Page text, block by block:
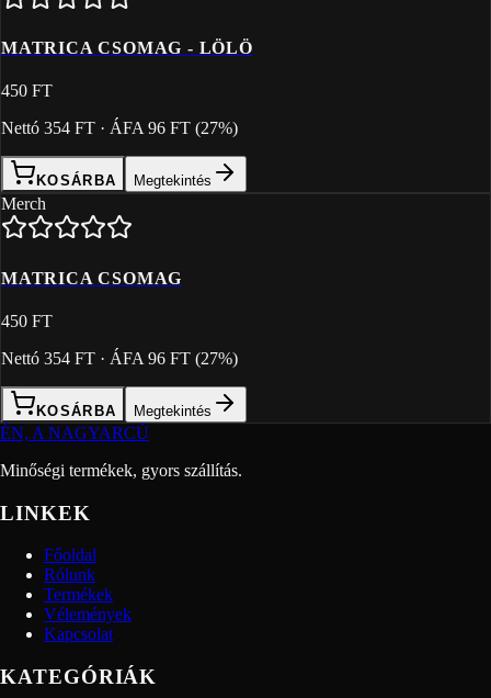
MATRICA CSOMAG - LÖLÖ
450 FT
Nettó 354 FT · ÁFA 96 FT (27%)
KOSÁRBA Megtekintés
Merch
MATRICA CSOMAG
450 FT
Nettó 354 FT · ÁFA 96 FT (27%)
KOSÁRBA Megtekintés
ÉN, A NAGYARCÚ
Minőségi termékek, gyors szállítás.
LINKEK
Főoldal
Rólunk
Termékek
Vélemények
Kapcsolat
KATEGÓRIÁK